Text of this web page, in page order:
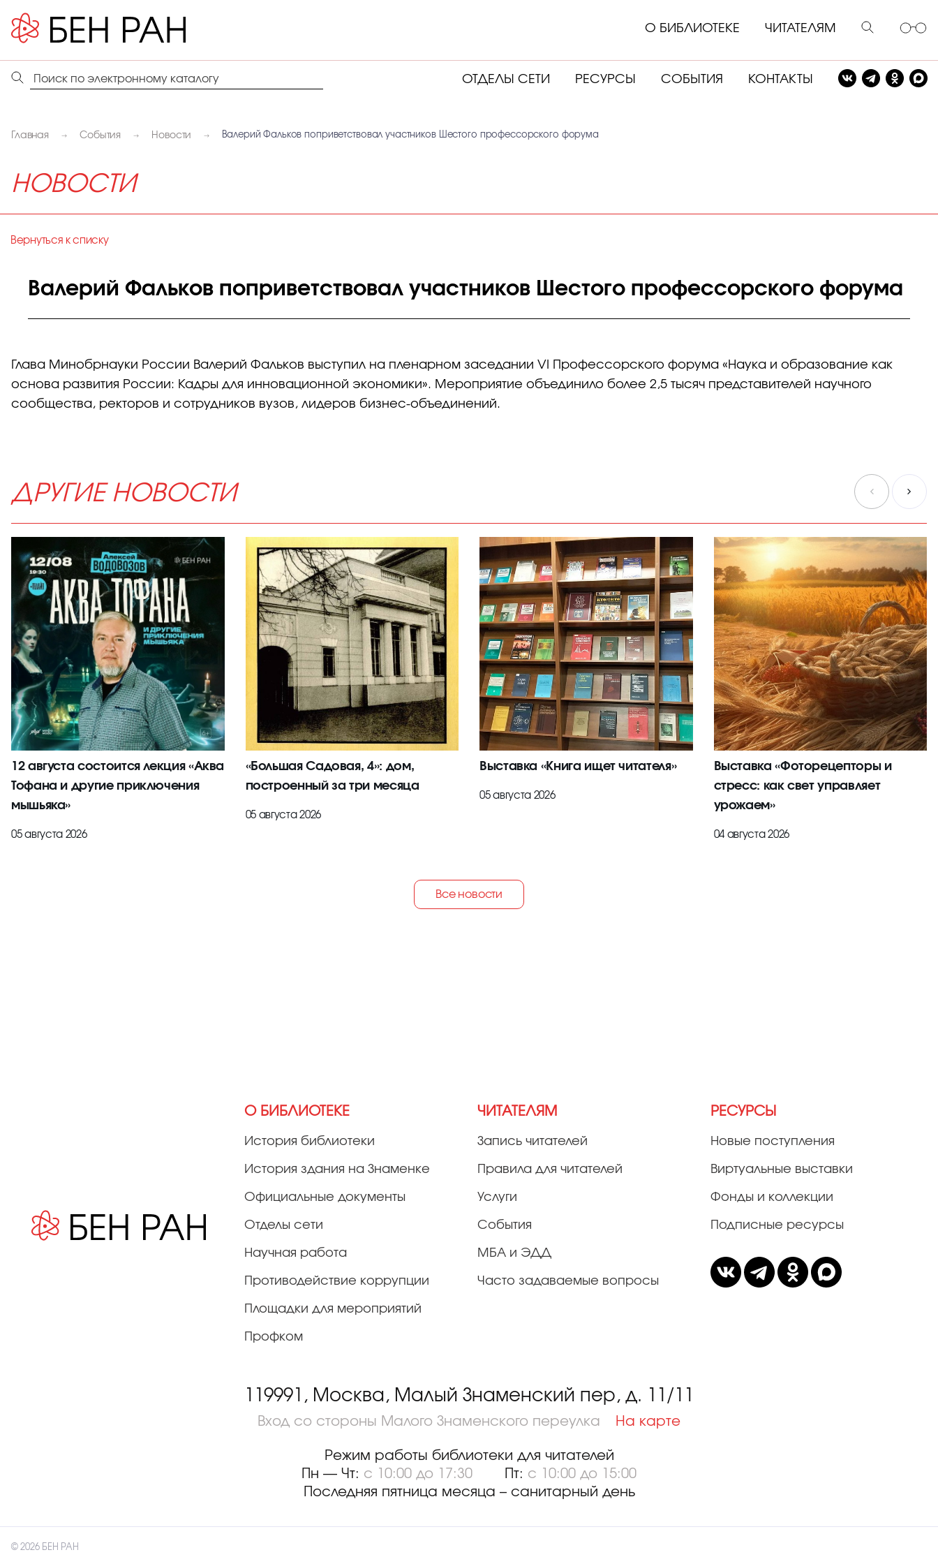
О БИБЛИОТЕКЕ ЧИТАТЕЛЯМ
ОТДЕЛЫ СЕТИ РЕСУРСЫ СОБЫТИЯ КОНТАКТЫ
Главная События Новости Валерий Фальков поприветствовал участников Шестого профессорского форума
НОВОСТИ
Вернуться к списку
Валерий Фальков поприветствовал участников Шестого профессорского форума
Глава Минобрнауки России Валерий Фальков выступил на пленарном заседании VI Профессорского форума «Наука и образование как
основа развития России: Кадры для инновационной экономики». Мероприятие объединило более 2,5 тысяч представителей научного
сообщества, ректоров и сотрудников вузов, лидеров бизнес-объединений.
ДРУГИЕ НОВОСТИ
12 августа состоится лекция «Аква
Тофана и другие приключения
мышьяка»
05 августа 2026
«Большая Садовая, 4»: дом,
построенный за три месяца
05 августа 2026
Выставка «Книга ищет читателя»
05 августа 2026
Выставка «Фоторецепторы и
стресс: как свет управляет
урожаем»
04 августа 2026
Все новости
О БИБЛИОТЕКЕ
История библиотеки
История здания на Знаменке
Официальные документы
Отделы сети
Научная работа
Противодействие коррупции
Площадки для мероприятий
Профком
ЧИТАТЕЛЯМ
Запись читателей
Правила для читателей
Услуги
События
МБА и ЭДД
Часто задаваемые вопросы
РЕСУРСЫ
Новые поступления
Виртуальные выставки
Фонды и коллекции
Подписные ресурсы
119991, Москва, Малый Знаменский пер, д. 11/11
Вход со стороны Малого Знаменского переулка На карте
Режим работы библиотеки для читателей
Пн — Чт: с 10:00 до 17:30 Пт: с 10:00 до 15:00
Последняя пятница месяца – санитарный день
© 2026 БЕН РАН